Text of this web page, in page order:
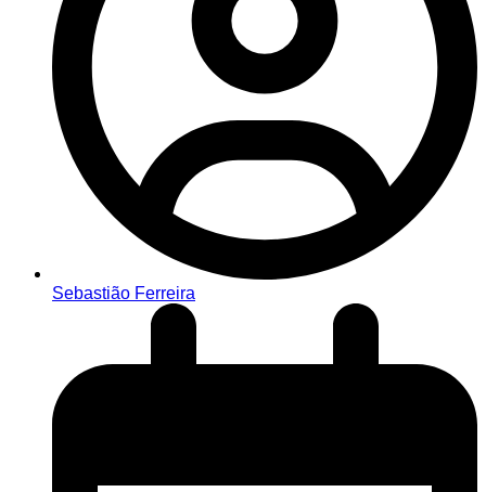
Sebastião Ferreira